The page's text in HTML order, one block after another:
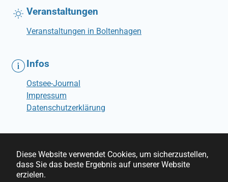
Diese Website verwendet Cookies, um sicherzustellen,
dass Sie das beste Ergebnis auf unserer Website
erzielen.
Veranstaltungen
Veranstaltungen in Boltenhagen
Infos
Ostsee-Journal
Impressum
Datenschutzerklärung
© Ostseebrise Ferienwohnungen